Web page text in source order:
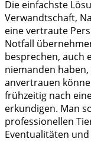
Die einfachste
Verwandtschaft,
eine vertraute
Notfall
besprechen, auch
niemanden haben,
anvertrauen
frühzeitig nach
erkundigen. Man
professionellen
Eventualitäten